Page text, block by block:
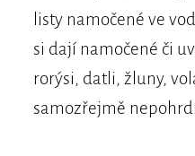
listy namočené ve
si dají namočené či
rorýsi, datli, žluny,
samozřejmě